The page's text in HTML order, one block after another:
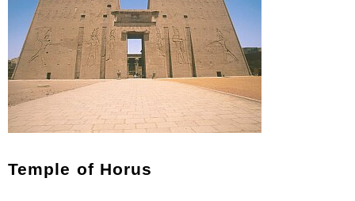
Temple of Horus